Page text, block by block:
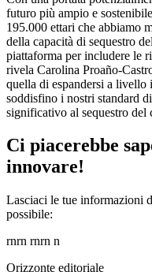
futuro più ampio e
195.000 ettari che abbiamo
della capacità di sequestro
piattaforma per includere le
rivela Carolina Proaño-
quella di espandersi a livello
soddisfino i nostri standard
significativo al sequestro del
Ci piacerebbe
innovare!
Lasciaci le tue informazioni
possibile:
rnrn rnrn n
Orizzonte editoriale